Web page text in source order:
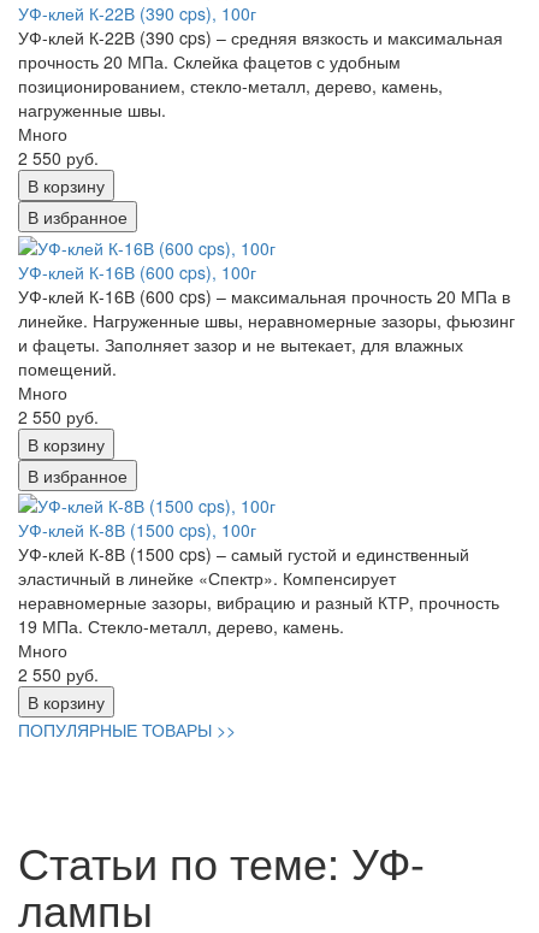
УФ-клей К-22В (390 cps), 100г
УФ-клей К-22В (390 cps) – средняя вязкость и максимальная
прочность 20 МПа. Склейка фацетов с удобным
позиционированием, стекло-металл, дерево, камень,
нагруженные швы.
Много
2 550 руб.
В корзину
В избранное
УФ-клей К-16В (600 cps), 100г
УФ-клей К-16В (600 cps) – максимальная прочность 20 МПа в
линейке. Нагруженные швы, неравномерные зазоры, фьюзинг
и фацеты. Заполняет зазор и не вытекает, для влажных
помещений.
Много
2 550 руб.
В корзину
В избранное
УФ-клей К-8В (1500 cps), 100г
УФ-клей К-8В (1500 cps) – самый густой и единственный
эластичный в линейке «Спектр». Компенсирует
неравномерные зазоры, вибрацию и разный КТР, прочность
19 МПа. Стекло-металл, дерево, камень.
Много
2 550 руб.
В корзину
ПОПУЛЯРНЫЕ ТОВАРЫ >>
Статьи по теме: УФ-
лампы